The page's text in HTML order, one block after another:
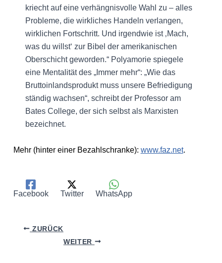
kriecht auf eine verhängnisvolle Wahl zu – alles
Probleme, die wirkliches Handeln verlangen,
wirklichen Fortschritt. Und irgendwie ist ‚Mach,
was du willst‘ zur Bibel der amerikanischen
Oberschicht geworden.“ Polyamorie spiegele
eine Mentalität des „Immer mehr“: „Wie das
Bruttoinlandsprodukt muss unsere Befriedigung
ständig wachsen“, schreibt der Professor am
Bates College, der sich selbst als Marxisten
bezeichnet.
Mehr (hinter einer Bezahlschranke): www.faz.net.
Facebook Twitter WhatsApp
ZURÜCK
WEITER